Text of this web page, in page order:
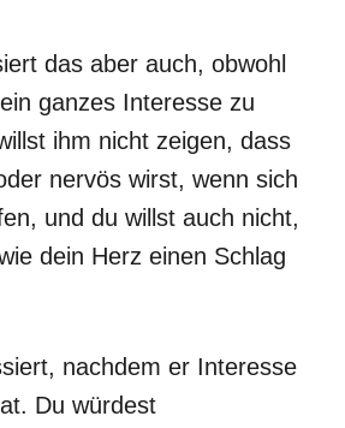
das aber auch, obwohl
ganzes Interesse zu
ihm nicht zeigen, dass
nervös wirst, wenn sich
und du willst auch nicht,
dein Herz einen Schlag
nachdem er Interesse
Du würdest